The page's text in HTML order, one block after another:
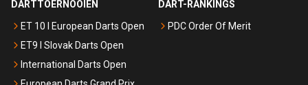
DARTTOERNOOIEN
ET 10 I European Darts Open
ET9 I Slovak Darts Open
International Darts Open
DART-RANKINGS
PDC Order Of Merit